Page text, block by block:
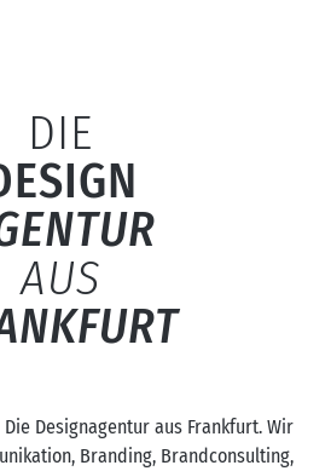
DIE
AUS
Die Designagentur aus Frankfurt. Wir
Branding, Brandconsulting,